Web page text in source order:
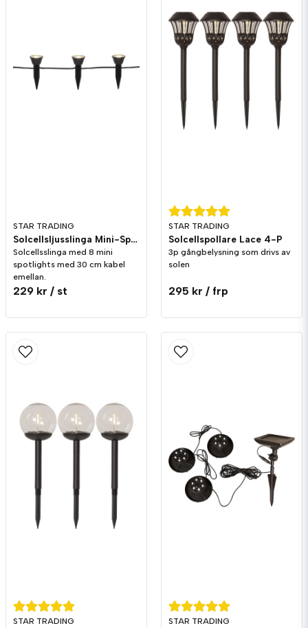
Ja, ni får publicera min fråga
Hej har ni batterier till denna produkten
Butiken svarade
Hej!
Ja, du hittar de härReservbatteri 600mAh AAA till
solcellslampor, 2-pack
STAR TRADING
Solcellsljusslinga Mini-Spotlight
Solcellsslinga med 8 mini
spotlights med 30 cm kabel
emellan.
229 kr / st
STAR TRADING
Solcellspollare Lace 4-P
3p gångbelysning som drivs av
solen
295 kr / frp
STAR TRADING STAR TRADING